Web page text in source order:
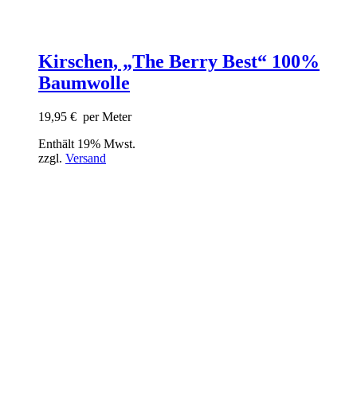
Kirschen, „The Berry Best“ 100%
Baumwolle
19,95 € per Meter
Enthält 19% Mwst.
zzgl. Versand